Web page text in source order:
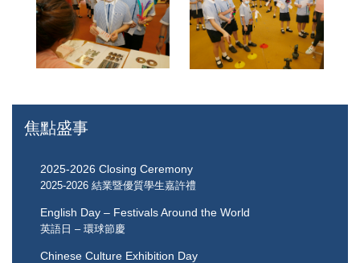
焦點盛事
2025-2026 Closing Ceremony
2025-2026 結業暨優質學生嘉許禮
English Day – Festivals Around the World
英語日 – 環球節慶
Chinese Culture Exhibition Day